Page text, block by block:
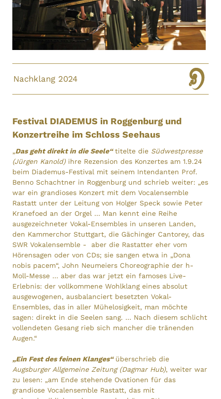
Nachklang 2024
Festival DIADEMUS in Roggenburg und
Konzertreihe im Schloss Seehaus
„Das geht direkt in die Seele“titelte die Südwestpresse
(Jürgen Kanold)ihre Rezension des Konzertes am 1.9.24
beim Diademus-Festival mit seinem Intendanten Prof.
Benno Schachtner in Roggenburg und schrieb weiter: „es
war ein grandioses Konzert mit dem Vocalensemble
Rastatt unter der Leitung von Holger Speck sowie Peter
Kranefoed an der Orgel … Man kennt eine Reihe
ausgezeichneter Vokal-Ensembles in unseren Landen,
den Kammerchor Stuttgart, die Gächinger Cantorey, das
SWR Vokalensemble - aber die Rastatter eher vom
Hörensagen oder von CDs; sie sangen etwa in „Dona
nobis pacem“, John Neumeiers Choreographie der h-
Moll-Messe … aber das war jetzt ein famoses Live-
Erlebnis: der vollkommene Wohlklang eines absolut
ausgewogenen, ausbalanciert besetzten Vokal-
Ensembles, das in aller Mühelosigkeit, man möchte
sagen: direkt in die Seelen sang. … Nach diesem schlicht
vollendeten Gesang rieb sich mancher die tränenden
Augen.“
„Ein Fest des feinen Klanges“ überschrieb die
Augsburger Allgemeine Zeitung (Dagmar Hub), weiter war
zu lesen: „am Ende stehende Ovationen für das
grandiose Vocalensemble Rastatt, das mit